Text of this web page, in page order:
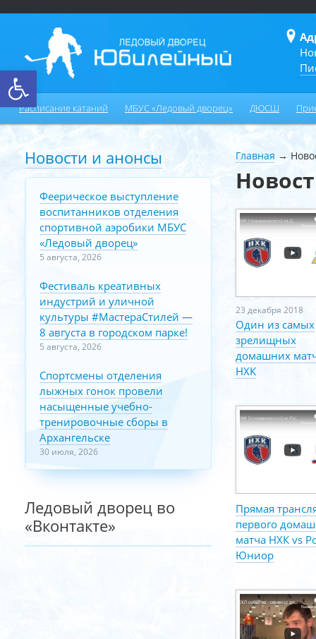
Открыть панель инструментов
Расписание катаний МБУС «Ледовый дворец» ДЮСШ
Главная →
23 декабря 2018
Один из самых
зрелищных
домашних
НХК
Прямая
первого
матча НХК vs
Юниор
Новости и анонсы
Феерическое выступление
воспитанников отделения
спортивной аэробики МБУС
«Ледовый дворец»
5 августа, 2026
Фестиваль креативных
индустрий и уличной
культуры #МастераСтилей —
8 августа в городском парке!
5 августа, 2026
Спортсмены отделения
лыжных гонок провели
насыщенные учебно-
тренировочные сборы в
Архангельске
30 июля, 2026
Ледовый дворец во
«Вконтакте»